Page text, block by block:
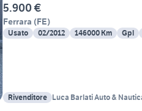
5.900 €
Ferrara (FE)
Usato 02/2012 146000 Km Gpl
Rivenditore Luca Barlati Auto &